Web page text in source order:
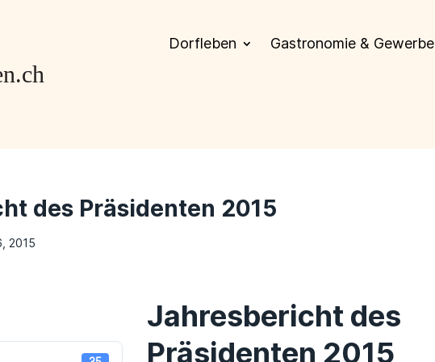
Dorfleben Gastronomie & Gewerbe
des Präsidenten 2015
2015
Jahresbericht des
Präsidenten 2015